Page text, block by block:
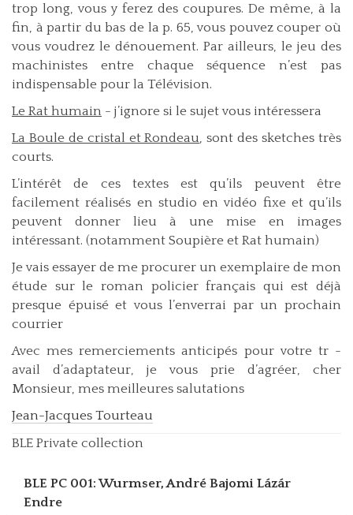
trop long, vous y ferez des coupures. De même, à la
fin, à partir du bas de la p. 65, vous pouvez couper où
vous voudrez le dénouement. Par ailleurs, le jeu des
machinistes entre chaque séquence n’est pas
indispensable pour la Télévision.
Le Rat humain - j’ignore si le sujet vous intéressera
La Boule de cristal et Rondeau, sont des sketches très
courts.
L’intérêt de ces textes est qu’ils peuvent être
facilement réalisés en studio en vidéo fixe et qu’ils
peuvent donner lieu à une mise en images
intéressant. (notamment Soupière et Rat humain)
Je vais essayer de me procurer un exemplaire de mon
étude sur le roman policier français qui est déjà
presque épuisé et vous l’enverrai par un prochain
courrier
Avec mes remerciements anticipés pour votre tr -
avail d’adaptateur, je vous prie d’agréer, cher
Monsieur, mes meilleures salutations
Jean-Jacques Tourteau
BLE Private collection
BLE PC 001: Wurmser, André Bajomi Lázár
Endre